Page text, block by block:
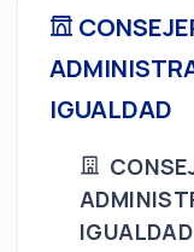
IGUALDAD
IGUALDAD